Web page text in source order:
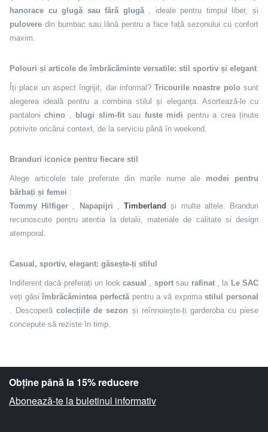
hanorace cu glugă sau fără glugă, ideale pentru timpul liber, și
pulovere din bumbac sau lână pentru a face față sezonului cu confort
maxim.
Polouri și articole de îmbrăcăminte versatile: stil sportiv și elegant
Îți place un aspect îngrijit, dar informal?Tricourile noastre polosunt
alegerea ideală pentru a combina stilul și eleganța. Asortează-le cu
pantalonichino , blugi slim-fitsau fuste midi pentru a crea ținute
potrivite oricărui context, de la serviciu până în weekend.
Branduri iconice pentru fiecare stil
Alege articolele tale preferate din marile nume ale modei pentru
bărbați și femei :
Tommy Hilfiger , Napapijri ,Timberland și multe altele. Branduri
recunoscute pentru atentia la detalii, materiale de calitate si design
atemporal.
Casual, sportiv, elegant: găsește-ți stilul
Indiferent dacă preferați un look casual , sportsau rafinat, la Le SAC
veți găsiîmbrăcămintea perfectăpentru a vă exprimastilul personal
. Descoperăcolecțiile de sezon și reînnoiește-ți garderoba cu piese
concepute să reziste în timp.
Obține până la 15% reducere
Abonează-te la buletinul informativ